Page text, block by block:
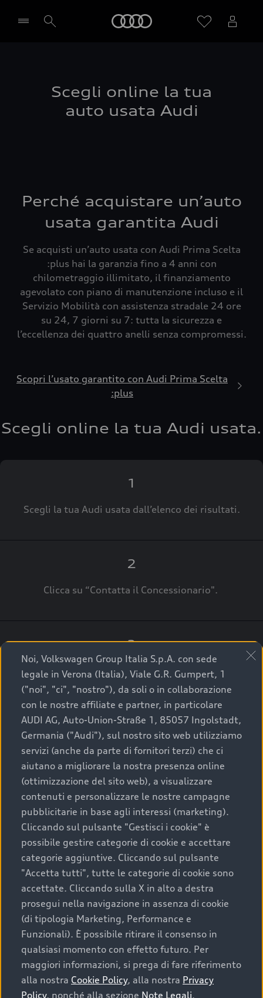
Scegli online la tua
auto usata Audi
Perché acquistare un’auto
usata garantita Audi
Se acquisti un’auto usata con Audi Prima Scelta
:plus hai la garanzia fino a 4 anni con
chilometraggio illimitato, il finanziamento
agevolato con piano di manutenzione incluso e il
Servizio Mobilità con assistenza stradale 24 ore
su 24, 7 giorni su 7: tutta la sicurezza e
l’eccellenza dei quattro anelli senza compromessi.
Scopri l’usato garantito con Audi Prima Scelta
:plus
Scegli online la tua Audi usata.
1
Scegli la tua Audi usata dall’elenco dei risultati.
2
Clicca su “Contatta il Concessionario".
3
A breve verrai ricontattato dal Customer Care
Audi Center o direttamente dal Concessionario
che ti supporterà per finalizzare la tua richiesta.
La qualità di acquistare
un’auto usata Audi
Scegliere un’auto usata è una decisione che coniuga
convenienza, affidabilità e sostenibilità. Per fare un
acquisto sicuro, è essenziale considerare aspetti
determinanti come la garanzia inclusa e l’affidabilità del
marchio. Audi offre l’auto usata perfetta tramite Audi
Prima Scelta :plus
Cosa sapere prima di
acquistare la tua prossima
Noi, Volkswagen Group Italia S.p.A. con sede
legale in Verona (Italia), Viale G.R. Gumpert, 1
("noi", "ci", "nostro"), da soli o in collaborazione
con le nostre affiliate e partner, in particolare
AUDI AG, Auto-Union-Straße 1, 85057 Ingolstadt,
Germania ("Audi"), sul nostro sito web utilizziamo
servizi (anche da parte di fornitori terzi) che ci
aiutano a migliorare la nostra presenza online
(ottimizzazione del sito web), a visualizzare
contenuti e personalizzare le nostre campagne
pubblicitarie in base agli interessi (marketing).
Cliccando sul pulsante "Gestisci i cookie" è
possibile gestire categorie di cookie e accettare
categorie aggiuntive. Cliccando sul pulsante
"Accetta tutti", tutte le categorie di cookie sono
accettate. Cliccando sulla X in alto a destra
prosegui nella navigazione in assenza di cookie
(di tipologia Marketing, Performance e
Funzionali). È possibile ritirare il consenso in
qualsiasi momento con effetto futuro. Per
maggiori informazioni, si prega di fare riferimento
alla nostra Cookie Policy, alla nostra Privacy
Policy, nonché alla sezione Note Legali.